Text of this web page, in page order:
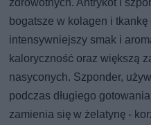
zdrowotnych. Antrykot i
bogatsze w kolagen i tkankę
intensywniejszy smak i
kaloryczność oraz większą
nasyconych. Szponder,
podczas długiego
zamienia się w żelatynę -